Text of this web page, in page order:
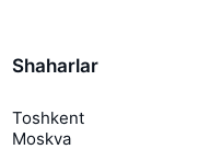
Shaharlar
Toshkent
Moskva